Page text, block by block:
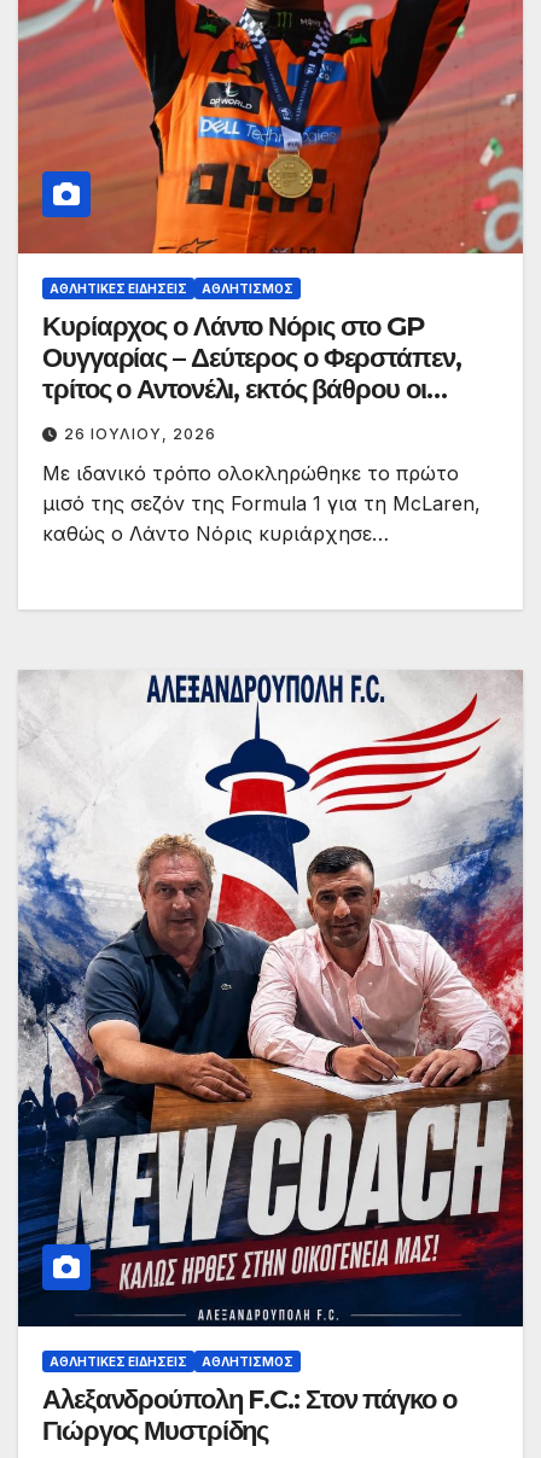
ΑΘΛΗΤΙΚΈΣ ΕΙΔΉΣΕΙΣ ΑΘΛΗΤΙΣΜΌΣ
Κυρίαρχος ο Λάντο Νόρις στο GP
Ουγγαρίας – Δεύτερος ο Φερστάπεν,
τρίτος ο Αντονέλι, εκτός βάθρου οι
Ferrari
26 ΙΟΥΛΊΟΥ, 2026
Με ιδανικό τρόπο ολοκληρώθηκε το πρώτο
μισό της σεζόν της Formula 1 για τη McLaren,
καθώς ο Λάντο Νόρις κυριάρχησε…
ΑΘΛΗΤΙΚΈΣ ΕΙΔΉΣΕΙΣ ΑΘΛΗΤΙΣΜΌΣ
Αλεξανδρούπολη F.C.: Στον πάγκο ο
Γιώργος Μυστρίδης